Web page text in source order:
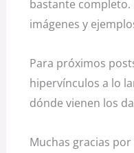
bastante
imágenes y
Para próximos
hipervínculos a lo
dónde vienen los
Muchas gracias